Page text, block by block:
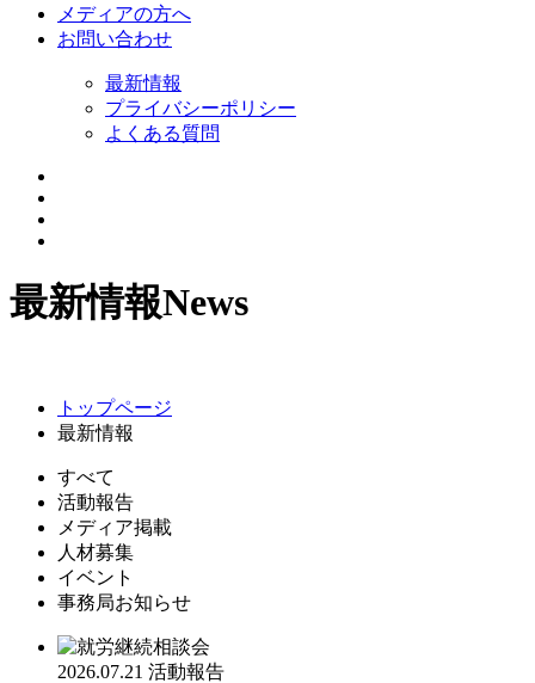
メディアの方へ
お問い合わせ
最新情報
プライバシーポリシー
よくある質問
最新情報News
トップページ
最新情報
すべて
活動報告
メディア掲載
人材募集
イベント
事務局お知らせ
2026.07.21 活動報告